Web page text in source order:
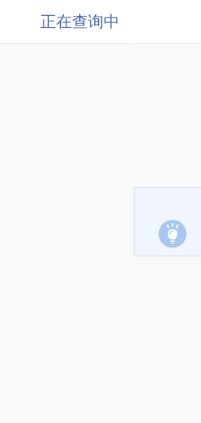
正在查询中